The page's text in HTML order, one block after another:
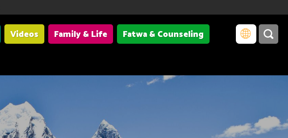
Videos Family & Life
Fatwa & Counseling